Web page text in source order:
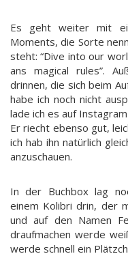
Es geht weiter mit
Moments, die Sorte
steht: “Dive into our
ans magical rules”.
drinnen, die sich beim
habe ich noch nicht
lade ich es auf Instagram
Er riecht ebenso gut,
ich hab ihn natürlich
anzuschauen.
In der Buchbox lag
einem Kolibri drin, der
und auf den Namen
draufmachen werde
werde schnell ein